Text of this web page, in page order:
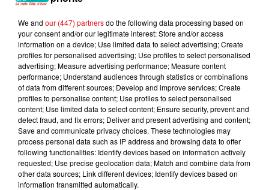
SOUND OF LEGEND
San Francisco
SIA
Gimme Love
THE WEEKND
Take My Breath
L'HOROSCOPE
We and our (447) partnersdo the following data processing based on
your consent and/or our legitimate interest: Store and/or access
information on a device; Use limited data to select advertising; Create
profiles for personalised advertising; Use profiles to select personalised
advertising; Measure advertising performance; Measure content
performance; Understand audiences through statistics or combinations
of data from different sources; Develop and improve services; Create
profiles to personalise content; Use profiles to select personalised
content; Use limited data to select content; Ensure security, prevent and
detect fraud, and fix errors; Deliver and present advertising and content;
Save and communicate privacy choices. These technologies may
process personal data such as IP address and browsing data to offer
following functionalities: Identify devices based on information actively
requested; Use precise geolocation data; Match and combine data from
other data sources; Link different devices; Identify devices based on
information transmitted automatically.